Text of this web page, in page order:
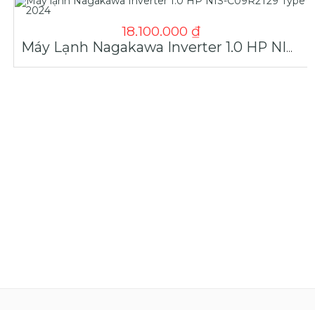
18.100.000 ₫
Máy Lạnh Nagakawa Inverter 1.0 HP NIS-C09R2T29 Type 2024